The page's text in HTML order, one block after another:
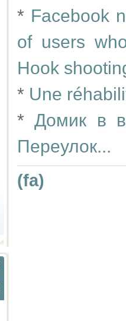
* Facebook
of users
Hook
* Une
*Домик в
Переулок...
(fa)